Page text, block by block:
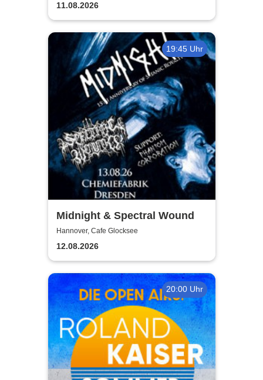
11.08.2026
19:45 Uhr
Midnight & Spectral Wound
Hannover, Cafe Glocksee
12.08.2026
20:00 Uhr